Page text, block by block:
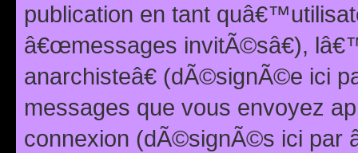
publication en tant
â€œmessages invitÃ©sâ€),
anarchisteâ€ (dÃ©signÃ©e ici
messages que vous envoyez
connexion (dÃ©signÃ©s ici par